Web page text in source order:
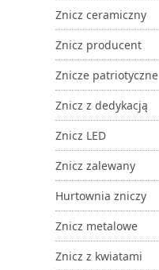
Znicz ceramiczny
Znicz producent
Znicze patriotyczne
Znicz z dedykacją
Znicz LED
Znicz zalewany
Hurtownia zniczy
Znicz metalowe
Znicz z kwiatami